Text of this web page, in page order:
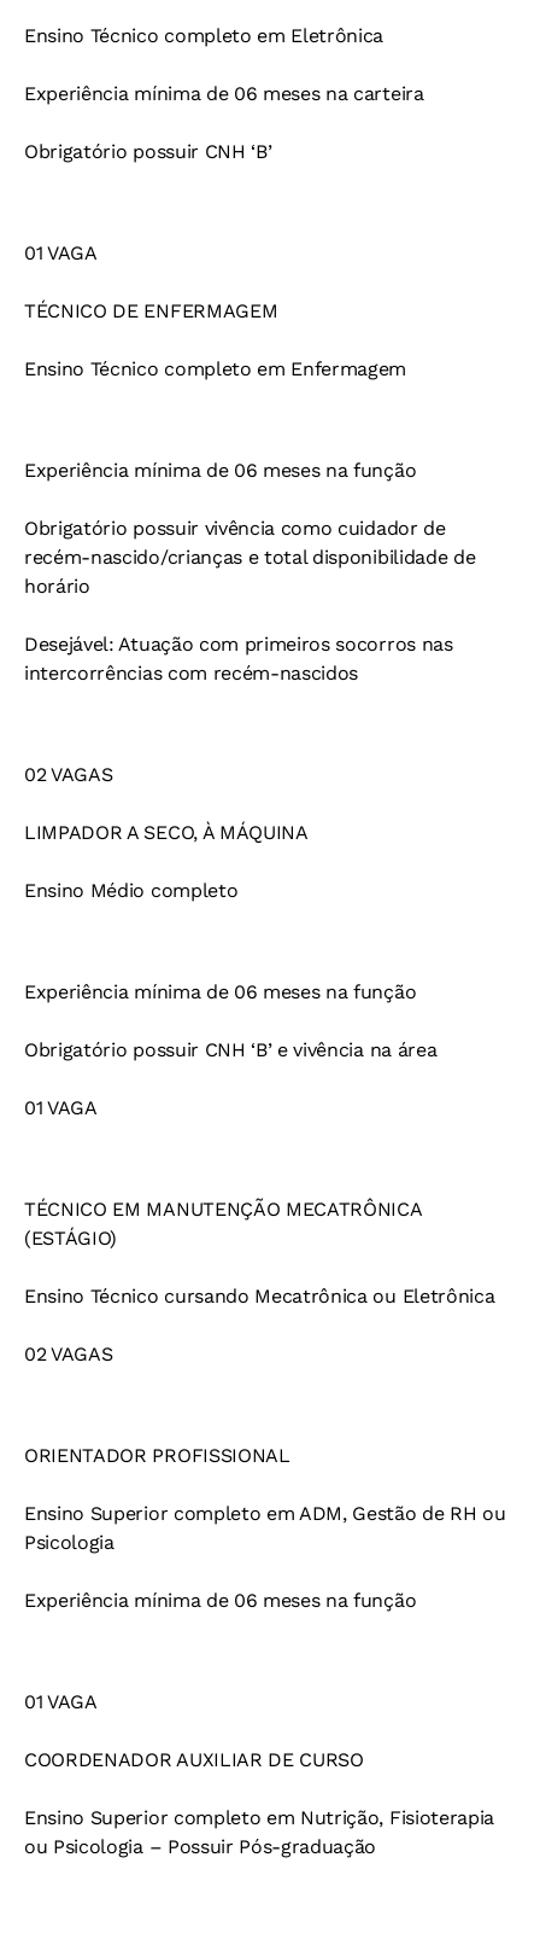
Ensino Técnico completo em Eletrônica
Experiência mínima de 06 meses na carteira
Obrigatório possuir CNH ‘B’
01 VAGA
TÉCNICO DE ENFERMAGEM
Ensino Técnico completo em Enfermagem
Experiência mínima de 06 meses na função
Obrigatório possuir vivência como cuidador de
recém-nascido/crianças e total disponibilidade de
horário
Desejável: Atuação com primeiros socorros nas
intercorrências com recém-nascidos
02 VAGAS
LIMPADOR A SECO, À MÁQUINA
Ensino Médio completo
Experiência mínima de 06 meses na função
Obrigatório possuir CNH ‘B’ e vivência na área
01 VAGA
TÉCNICO EM MANUTENÇÃO MECATRÔNICA
(ESTÁGIO)
Ensino Técnico cursando Mecatrônica ou Eletrônica
02 VAGAS
ORIENTADOR PROFISSIONAL
Ensino Superior completo em ADM, Gestão de RH ou
Psicologia
Experiência mínima de 06 meses na função
01 VAGA
COORDENADOR AUXILIAR DE CURSO
Ensino Superior completo em Nutrição, Fisioterapia
ou Psicologia – Possuir Pós-graduação